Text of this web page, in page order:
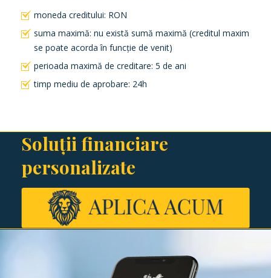
moneda creditului: RON
suma maximă: nu există sumă maximă (creditul maxim
se poate acorda în funcție de venit)
perioada maximă de creditare: 5 de ani
timp mediu de aprobare: 24h
Soluții financiare
personalizate